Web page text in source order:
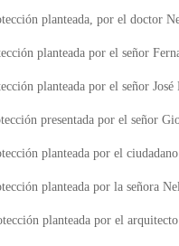
planteada, por el doctor
planteada por el señor
planteada por el señor José
presentada por el señor
planteada por el
planteada por la señora
planteada por el